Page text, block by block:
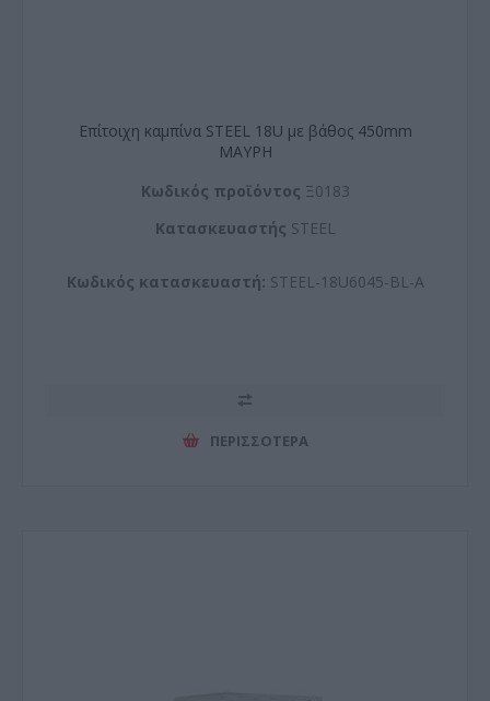
Επίτοιχη καμπίνα STEEL 18U με βάθος 450mm
ΜΑΥΡΗ
Kωδικός προϊόντος Ξ0183
Kατασκευαστής STEEL
Κωδικός κατασκευαστή: STEEL-18U6045-BL-A
ΠΕΡΙΣΣΌΤΕΡΑ